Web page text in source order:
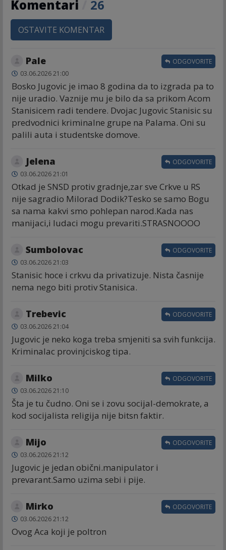
Komentari 26
OSTAVITE KOMENTAR
Pale
03.06.2026 21:00
Bosko Jugovic je imao 8 godina da to izgrada pa to
nije uradio. Vaznije mu je bilo da sa prikom Acom
Stanisicem radi tendere. Dvojac Jugovic Stanisic su
predvodnici kriminalne grupe na Palama. Oni su
palili auta i studentske domove.
ODGOVORITE
Jelena
03.06.2026 21:01
Otkad je SNSD protiv gradnje,zar sve Crkve u RS
nije sagradio Milorad Dodik?Tesko se samo Bogu
sa nama kakvi smo pohlepan narod.Kada nas
manijaci,i ludaci mogu prevariti.STRASNOOOO
ODGOVORITE
Sumbolovac
03.06.2026 21:03
Stanisic hoce i crkvu da privatizuje. Nista časnije
nema nego biti protiv Stanisica.
ODGOVORITE
Trebevic
03.06.2026 21:04
Jugovic je neko koga treba smjeniti sa svih funkcija.
Kriminalac provinjciskog tipa.
ODGOVORITE
Milko
03.06.2026 21:10
Šta je tu čudno. Oni se i zovu socijal-demokrate, a
kod socijalista religija nije bitsn faktir.
ODGOVORITE
Mijo
03.06.2026 21:12
Jugovic je jedan obični.manipulator i
prevarant.Samo uzima sebi i pije.
ODGOVORITE
Mirko
03.06.2026 21:12
Ovog Aca koji je poltron
ODGOVORITE